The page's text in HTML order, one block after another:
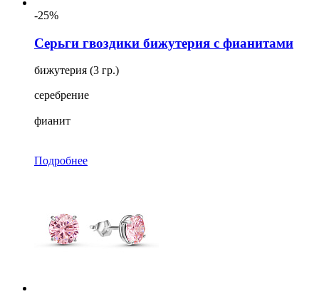
-25%
Серьги гвоздики бижутерия с фианитами
бижутерия (3 гр.)
серебрение
фианит
Подробнее